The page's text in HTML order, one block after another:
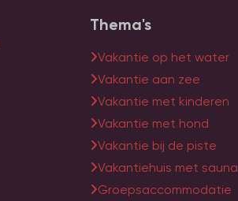
Thema's
Vakantie op het water
Vakantie aan zee
Vakantie met kinderen
Vakantie met hond
Vakantie bij de piste
Vakantiehuis met sauna
Groepsaccommodatie